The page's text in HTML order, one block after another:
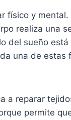
físico y
realiza una
del sueño
una de estas
a reparar
permite